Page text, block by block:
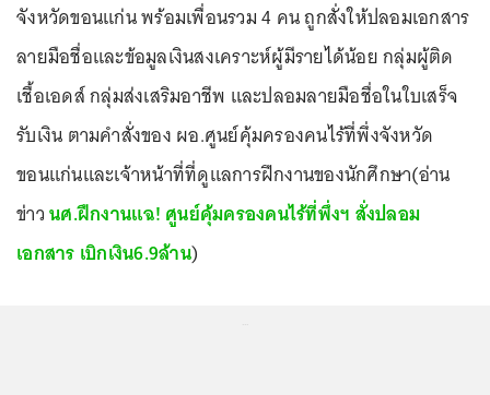
จังหวัดขอนแก่น พร้อมเพื่อนรวม 4 คน ถูกสั่งให้ปลอมเอกสาร
ลายมือชื่อและข้อมูลเงินสงเคราะห์ผู้มีรายได้น้อย กลุ่มผู้ติด
เชื้อเอดส์ กลุ่มส่งเสริมอาชีพ และปลอมลายมือชื่อในใบเสร็จ
รับเงิน ตามคำสั่งของ ผอ.ศูนย์คุ้มครองคนไร้ที่พึ่งจังหวัด
ขอนแก่นและเจ้าหน้าที่ที่ดูแลการฝึกงานของนักศึกษา(อ่าน
ข่าวนศ.ฝึกงานแฉ! ศูนย์คุ้มครองคนไร้ที่พึ่งฯ สั่งปลอม
เอกสาร เบิกเงิน6.9ล้าน)